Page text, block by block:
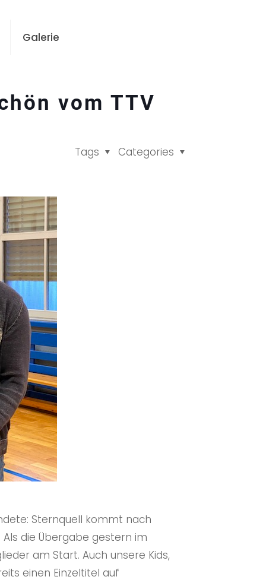
Galerie
vom TTV
Categories
Tags
Sternquell kommt nach
die Übergabe gestern im
am Start. Auch unsere Kids,
einen Einzeltitel auf